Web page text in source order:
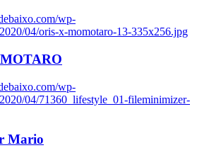
wp-
04/oris-x-momotaro-13-335x256.jpg
wp-
04/71360_lifestyle_01-fileminimizer-
Mario